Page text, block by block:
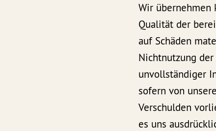
Wir
Qualität der
auf Schäden
Nichtnutzung
unvollständiger
sofern von
Verschulden
es uns